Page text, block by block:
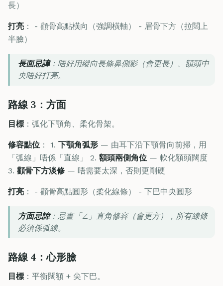
長）
打亮 ： - 顴骨高點橫向（強調橫軸） - 眉骨下方（拉闊上
半臉）
長面忌諱：唔好用縱向長條鼻側影（會更長）、額頭中
央唔好打亮。
路線 3：方面
目標 ：弧化下顎角、柔化骨架。
修容點位 ： 1. 下顎角弧形 — 由耳下沿下顎骨向前掃，用
「弧線」唔係「直線」 2. 額頭兩側角位 — 軟化額頭闊度
3. 顴骨下方淡修 — 唔需要太深，否則更剛硬
打亮 ： - 顴骨高點圓形（柔化線條） - 下巴中央圓形
方面忌諱：忌畫「∠」直角修容（會更方），所有線條
必須係弧線。
路線 4：心形臉
目標 ：平衡闊額 + 尖下巴。